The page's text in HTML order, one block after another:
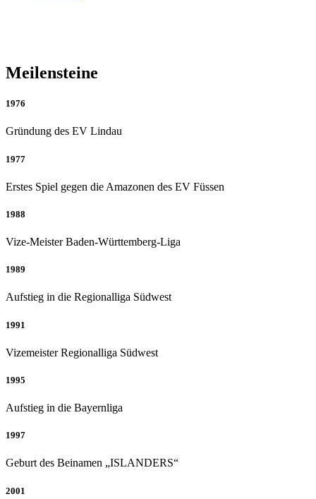
Meilensteine
1976
Gründung des EV Lindau
1977
Erstes Spiel gegen die Amazonen des EV Füssen
1988
Vize-Meister Baden-Württemberg-Liga
1989
Aufstieg in die Regionalliga Südwest
1991
Vizemeister Regionalliga Südwest
1995
Aufstieg in die Bayernliga
1997
Geburt des Beinamen „ISLANDERS“
2001